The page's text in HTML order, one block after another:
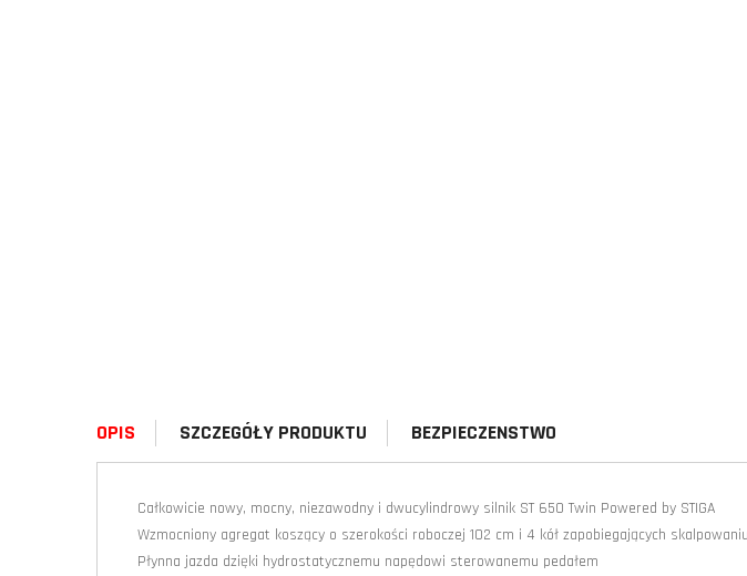
OPIS SZCZEGÓŁY PRODUKTU BEZPIECZENSTWO
Całkowicie nowy, mocny, niezawodny i dwucylindrowy silnik ST 650 Twin Powered by STIGA
Wzmocniony agregat koszący o szerokości roboczej 102 cm i 4 kół zapobiegających
Płynna jazda dzięki hydrostatycznemu napędowi sterowanemu pedałem